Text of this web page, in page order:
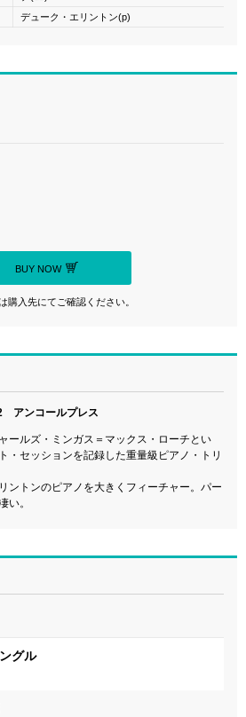
デューク・エリントン(p)
BUY NOW
購入先にてご確認ください。
アンコールプレス
ールズ・ミンガス＝マックス・ローチとい
・セッションを記録した重量級ピアノ・トリ
ントンのピアノを大きくフィーチャー。パー
い。
グル